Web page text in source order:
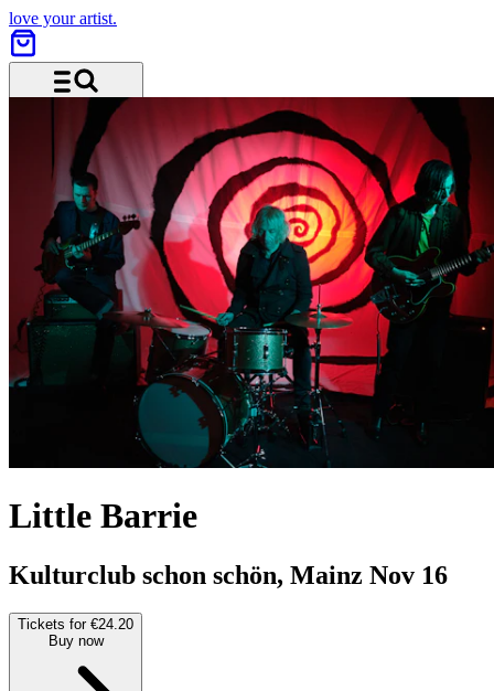
love your artist.
Menu and search
Little Barrie
Kulturclub schon schön, Mainz Nov 16
Tickets for €24.20
Buy now